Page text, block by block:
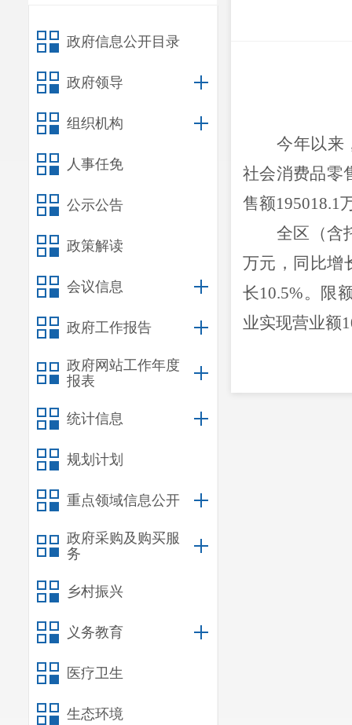
政府信息公开目录
政府领导
组织机构
人事任免
公示公告
政策解读
会议信息
政府工作报告
政府网站工作年度
报表
统计信息
规划计划
重点领域信息公开
政府采购及购买服
务
乡村振兴
义务教育
医疗卫生
生态环境
今年以来
社会消费品零
售额195018.1
全区（含
万元，同比增
长10.5%。限
业实现营业额